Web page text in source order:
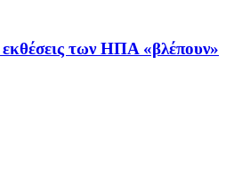
των ΗΠΑ «βλέπουν»